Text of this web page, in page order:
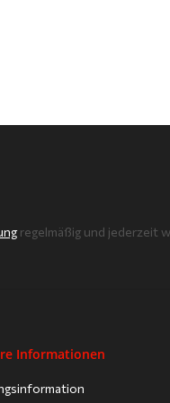
regelmäßig und jederzeit
Informationen